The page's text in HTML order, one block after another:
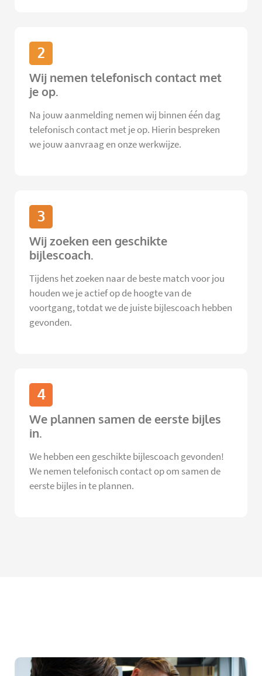
2
Wij nemen telefonisch contact met
je op.
Na jouw aanmelding nemen wij binnen één dag
telefonisch contact met je op. Hierin bespreken
we jouw aanvraag en onze werkwijze.
3
Wij zoeken een geschikte
bijlescoach.
Tijdens het zoeken naar de beste match voor jou
houden we je actief op de hoogte van de
voortgang, totdat we de juiste bijlescoach hebben
gevonden.
4
We plannen samen de eerste bijles
in.
We hebben een geschikte bijlescoach gevonden!
We nemen telefonisch contact op om samen de
eerste bijles in te plannen.